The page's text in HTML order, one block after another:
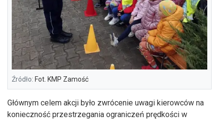
Źródło: Fot. KMP Zamość
Głównym celem akcji było zwrócenie uwagi kierowców na
konieczność przestrzegania ograniczeń prędkości w